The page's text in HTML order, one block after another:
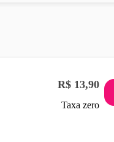
R$ 13,90
Taxa zero